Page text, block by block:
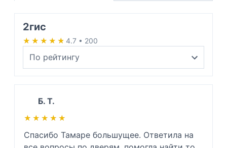
2гис
★★★★★
★★★★★ 4.7 • 200
Б. Т.
★★★★★
★★★★★
Спасибо Тамаре большущее. Ответила на